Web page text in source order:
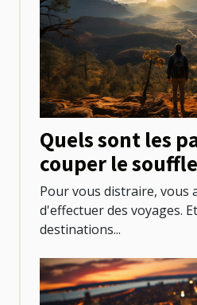
Quels sont les
couper le
pouvez
Mexique ?
Pour vous distraire, vous
d'effectuer des voyages.
destinations...